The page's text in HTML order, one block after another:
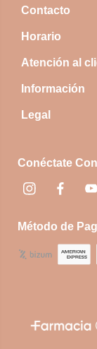
Contacto
Horario
Atención al
Información
Legal
Conéctate
InstagramFacebook
Método de